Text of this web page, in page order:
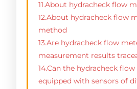
11.About hydracheck flow
12.About hydracheck flow
method
13.Are hydracheck flow
measurement results
14.Can the hydracheck
equipped with sensors of